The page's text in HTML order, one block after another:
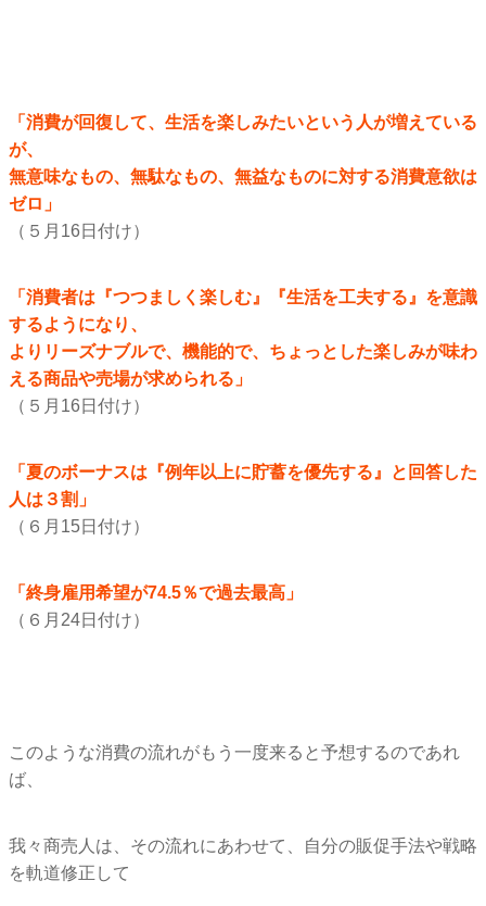
「消費が回復して、生活を楽しみたいという人が増えている
が、
無意味なもの、無駄なもの、無益なものに対する消費意欲は
ゼロ」
（５月16日付け）
「消費者は『つつましく楽しむ』『生活を工夫する』 を意識
するようになり、
よりリーズナブルで、機能的で、 ちょっとした楽しみが味わ
える商品や売場が求められる」
（５月16日付け）
「夏のボーナスは『例年以上に貯蓄を優先する』
と回答した
人は３割」
（６月15日付け）
「終身雇用希望が74.5％で過去最高」
（６月24日付け）
このような消費の流れがもう一度来ると予想するのであれ
ば、
我々商売人は、その流れにあわせて、
自分の販促手法や戦略
を軌道修正して